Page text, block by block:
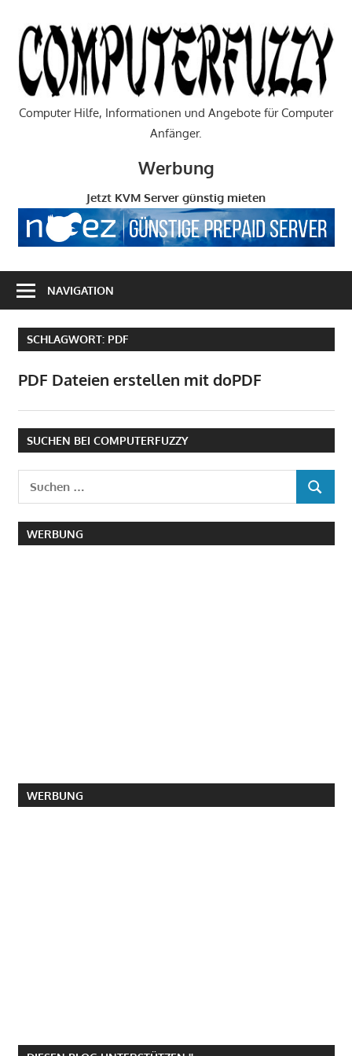
Inhalt
springen
Computer Hilfe, Informationen und Angebote für Computer
Anfänger.
Werbung
Jetzt KVM Server günstig mieten
NAVIGATION
SCHLAGWORT: PDF
PDF Dateien erstellen mit doPDF
SUCHEN BEI COMPUTERFUZZY
Suchen
nach:
SUCHEN
WERBUNG
WERBUNG